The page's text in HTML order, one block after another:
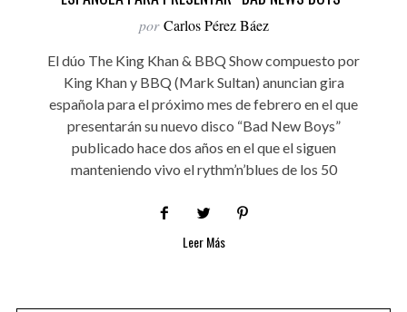
por Carlos Pérez Báez
El dúo The King Khan & BBQ Show compuesto por
King Khan y BBQ (Mark Sultan) anuncian gira
española para el próximo mes de febrero en el que
presentarán su nuevo disco “Bad New Boys”
publicado hace dos años en el que el siguen
manteniendo vivo el rythm’n’blues de los 50
Leer Más